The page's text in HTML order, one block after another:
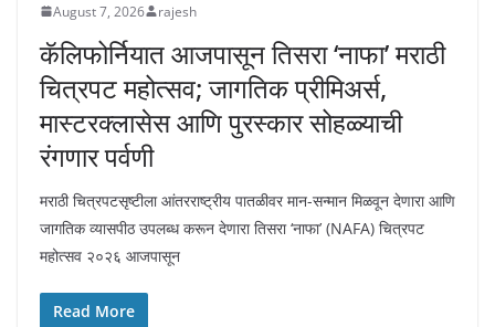
August 7, 2026 rajesh
कॅलिफोर्नियात आजपासून तिसरा ‘नाफा’ मराठी
चित्रपट महोत्सव; जागतिक प्रीमिअर्स,
मास्टरक्लासेस आणि पुरस्कार सोहळ्याची
रंगणार पर्वणी
मराठी चित्रपटसृष्टीला आंतरराष्ट्रीय पातळीवर मान-सन्मान मिळवून देणारा आणि
जागतिक व्यासपीठ उपलब्ध करून देणारा तिसरा ‘नाफा’ (NAFA) चित्रपट
महोत्सव २०२६ आजपासून
Read More